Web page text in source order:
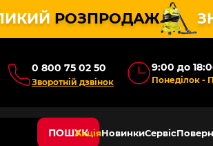
РОЗПРОДАЖ
0 800 75 02 50
Зворотній дзвінок
9:00 до
Понеділок -
ПОШУКАкціяНовинкиСервіс